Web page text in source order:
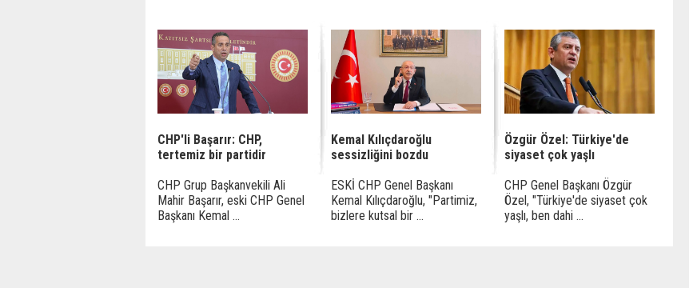
CHP'li Başarır: CHP,
tertemiz bir partidir
CHP Grup Başkanvekili Ali
Mahir Başarır, eski CHP Genel
Başkanı Kemal ...
Kemal Kılıçdaroğlu
sessizliğini bozdu
ESKİ CHP Genel Başkanı
Kemal Kılıçdaroğlu, "Partimiz,
bizlere kutsal bir ...
Özgür Özel: Türkiye'de
siyaset çok yaşlı
CHP Genel Başkanı Özgür
Özel, "Türkiye'de siyaset çok
yaşlı, ben dahi ...